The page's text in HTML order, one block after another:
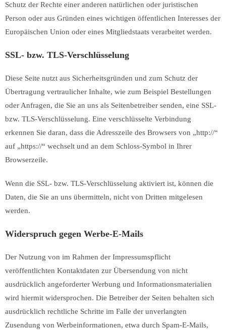
Schutz der Rechte einer anderen natürlichen oder juristischen
Person oder aus Gründen eines wichtigen öffentlichen Interesses der
Europäischen Union oder eines Mitgliedstaats verarbeitet werden.
SSL- bzw. TLS-Verschlüsselung
Diese Seite nutzt aus Sicherheitsgründen und zum Schutz der
Übertragung vertraulicher Inhalte, wie zum Beispiel Bestellungen
oder Anfragen, die Sie an uns als Seitenbetreiber senden, eine SSL-
bzw. TLS-Verschlüsselung. Eine verschlüsselte Verbindung
erkennen Sie daran, dass die Adresszeile des Browsers von „http://“
auf „https://“ wechselt und an dem Schloss-Symbol in Ihrer
Browserzeile.
Wenn die SSL- bzw. TLS-Verschlüsselung aktiviert ist, können die
Daten, die Sie an uns übermitteln, nicht von Dritten mitgelesen
werden.
Widerspruch gegen Werbe-E-Mails
Der Nutzung von im Rahmen der Impressumspflicht
veröffentlichten Kontaktdaten zur Übersendung von nicht
ausdrücklich angeforderter Werbung und Informationsmaterialien
wird hiermit widersprochen. Die Betreiber der Seiten behalten sich
ausdrücklich rechtliche Schritte im Falle der unverlangten
Zusendung von Werbeinformationen, etwa durch Spam-E-Mails,